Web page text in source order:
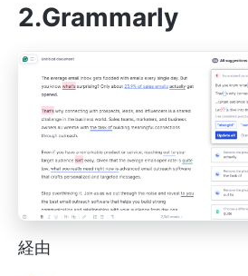
2.Grammarly
経由